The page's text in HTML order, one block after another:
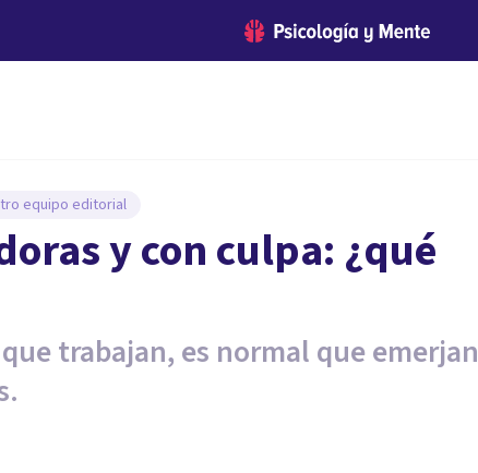
equipo editorial
y con culpa: ¿qué
trabajan, es normal que emerjan